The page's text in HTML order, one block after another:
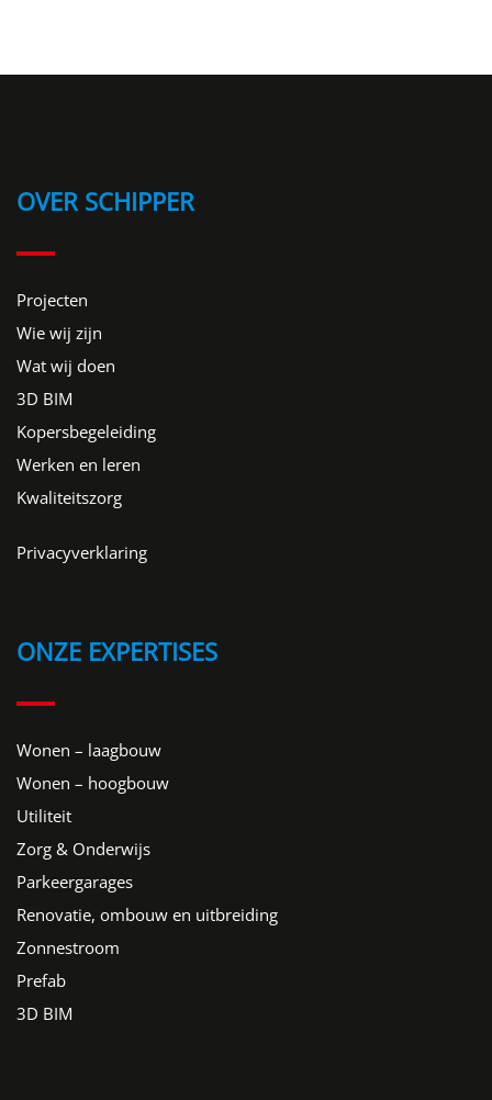
OVER SCHIPPER
Projecten
Wie wij zijn
Wat wij doen
3D BIM
Kopersbegeleiding
Werken en leren
Kwaliteitszorg
Privacyverklaring
ONZE EXPERTISES
Wonen – laagbouw
Wonen – hoogbouw
Utiliteit
Zorg & Onderwijs
Parkeergarages
Renovatie, ombouw en uitbreiding
Zonnestroom
Prefab
3D BIM